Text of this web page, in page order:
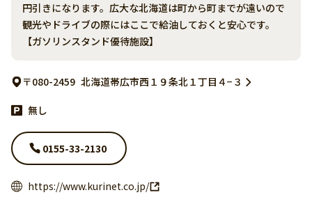
円引きになります。広大な北海道は町から町までが遠いので
観光やドライブの際にはここで給油しておくと安心です。
【ガソリンスタンド優待施設】
〒080-2459 北海道帯広市西１９条北１丁目４−３
無し
0155-33-2130
https://www.kurinet.co.jp/